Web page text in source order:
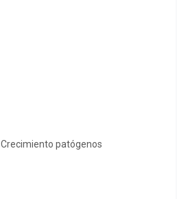
Crecimiento patógenos